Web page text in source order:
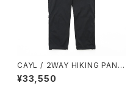
CAYL / ２WAY HIKING PANT
S（BLACK）
¥33,550